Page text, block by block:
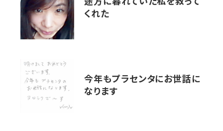
途方に暮れていた私を救って
くれた
今年もプラセンタにお世話に
なります